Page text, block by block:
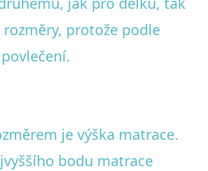
protože podle
je výška matrace.
bodu matrace